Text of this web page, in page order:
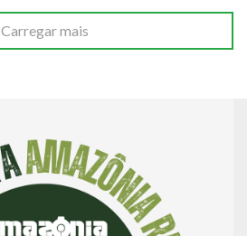
Carregar mais